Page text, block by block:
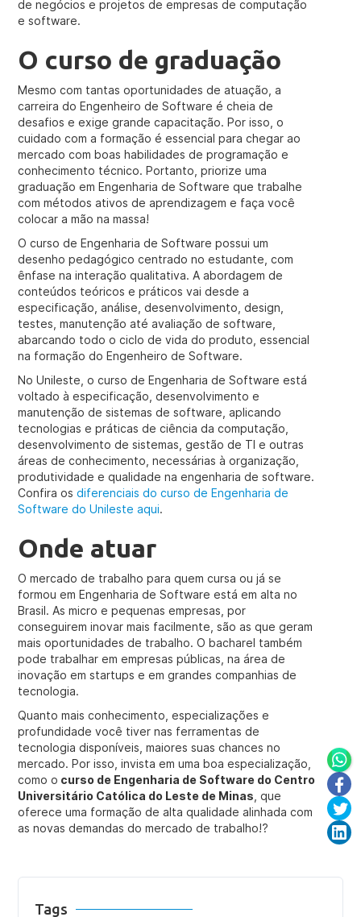
de negócios e projetos de empresas de computação
e software.
O curso de graduação
Mesmo com tantas oportunidades de atuação, a
carreira do Engenheiro de Software é cheia de
desafios e exige grande capacitação. Por isso, o
cuidado com a formação é essencial para chegar ao
mercado com boas habilidades de programação e
conhecimento técnico. Portanto, priorize uma
graduação em Engenharia de Software que trabalhe
com métodos ativos de aprendizagem e faça você
colocar a mão na massa!
O curso de Engenharia de Software possui um
desenho pedagógico centrado no estudante, com
ênfase na interação qualitativa. A abordagem de
conteúdos teóricos e práticos vai desde a
especificação, análise, desenvolvimento, design,
testes, manutenção até avaliação de software,
abarcando todo o ciclo de vida do produto, essencial
na formação do Engenheiro de Software.
No Unileste, o curso de Engenharia de Software está
voltado à especificação, desenvolvimento e
manutenção de sistemas de software, aplicando
tecnologias e práticas de ciência da computação,
desenvolvimento de sistemas, gestão de TI e outras
áreas de conhecimento, necessárias à organização,
produtividade e qualidade na engenharia de software.
Confira osdiferenciais do curso de Engenharia de
Software do Unileste aqui.
Onde atuar
O mercado de trabalho para quem cursa ou já se
formou em Engenharia de Software está em alta no
Brasil. As micro e pequenas empresas, por
conseguirem inovar mais facilmente, são as que geram
mais oportunidades de trabalho. O bacharel também
pode trabalhar em empresas públicas, na área de
inovação em startups e em grandes companhias de
tecnologia.
Quanto mais conhecimento, especializações e
profundidade você tiver nas ferramentas de
tecnologia disponíveis, maiores suas chances no
mercado. Por isso, invista em uma boa especialização,
como o curso de Engenharia de Software do Centro
Universitário Católica do Leste de Minas , que
oferece uma formação de alta qualidade alinhada com
as novas demandas do mercado de trabalho!?
Tags